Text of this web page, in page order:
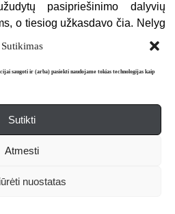
Sutikimas
saugoti ir (arba) pasiekti naudojame tokias technologijas kaip
Sutikti
Atmesti
nuostatas
pasipriešinimo dalyvių
o tiesiog užkasdavo čia. Nelyg
benamius šunis. Bet
pakištas po šio kiemo velėna.
Taip, tai tiesa, pagalvojai pats
– vargiai pasakysi;
slaptas disidentas, patriotas,